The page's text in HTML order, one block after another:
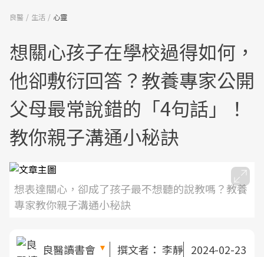
良醫 生活 心靈
想關心孩子在學校過得如何，
他卻敷衍回答？教養專家公開
父母最常說錯的「4句話」！
教你親子溝通小秘訣
想表達關心，卻成了孩子最不想聽的說教嗎？教養
專家教你親子溝通小秘訣
良醫讀書會 撰文者： 李靜 2024-02-23